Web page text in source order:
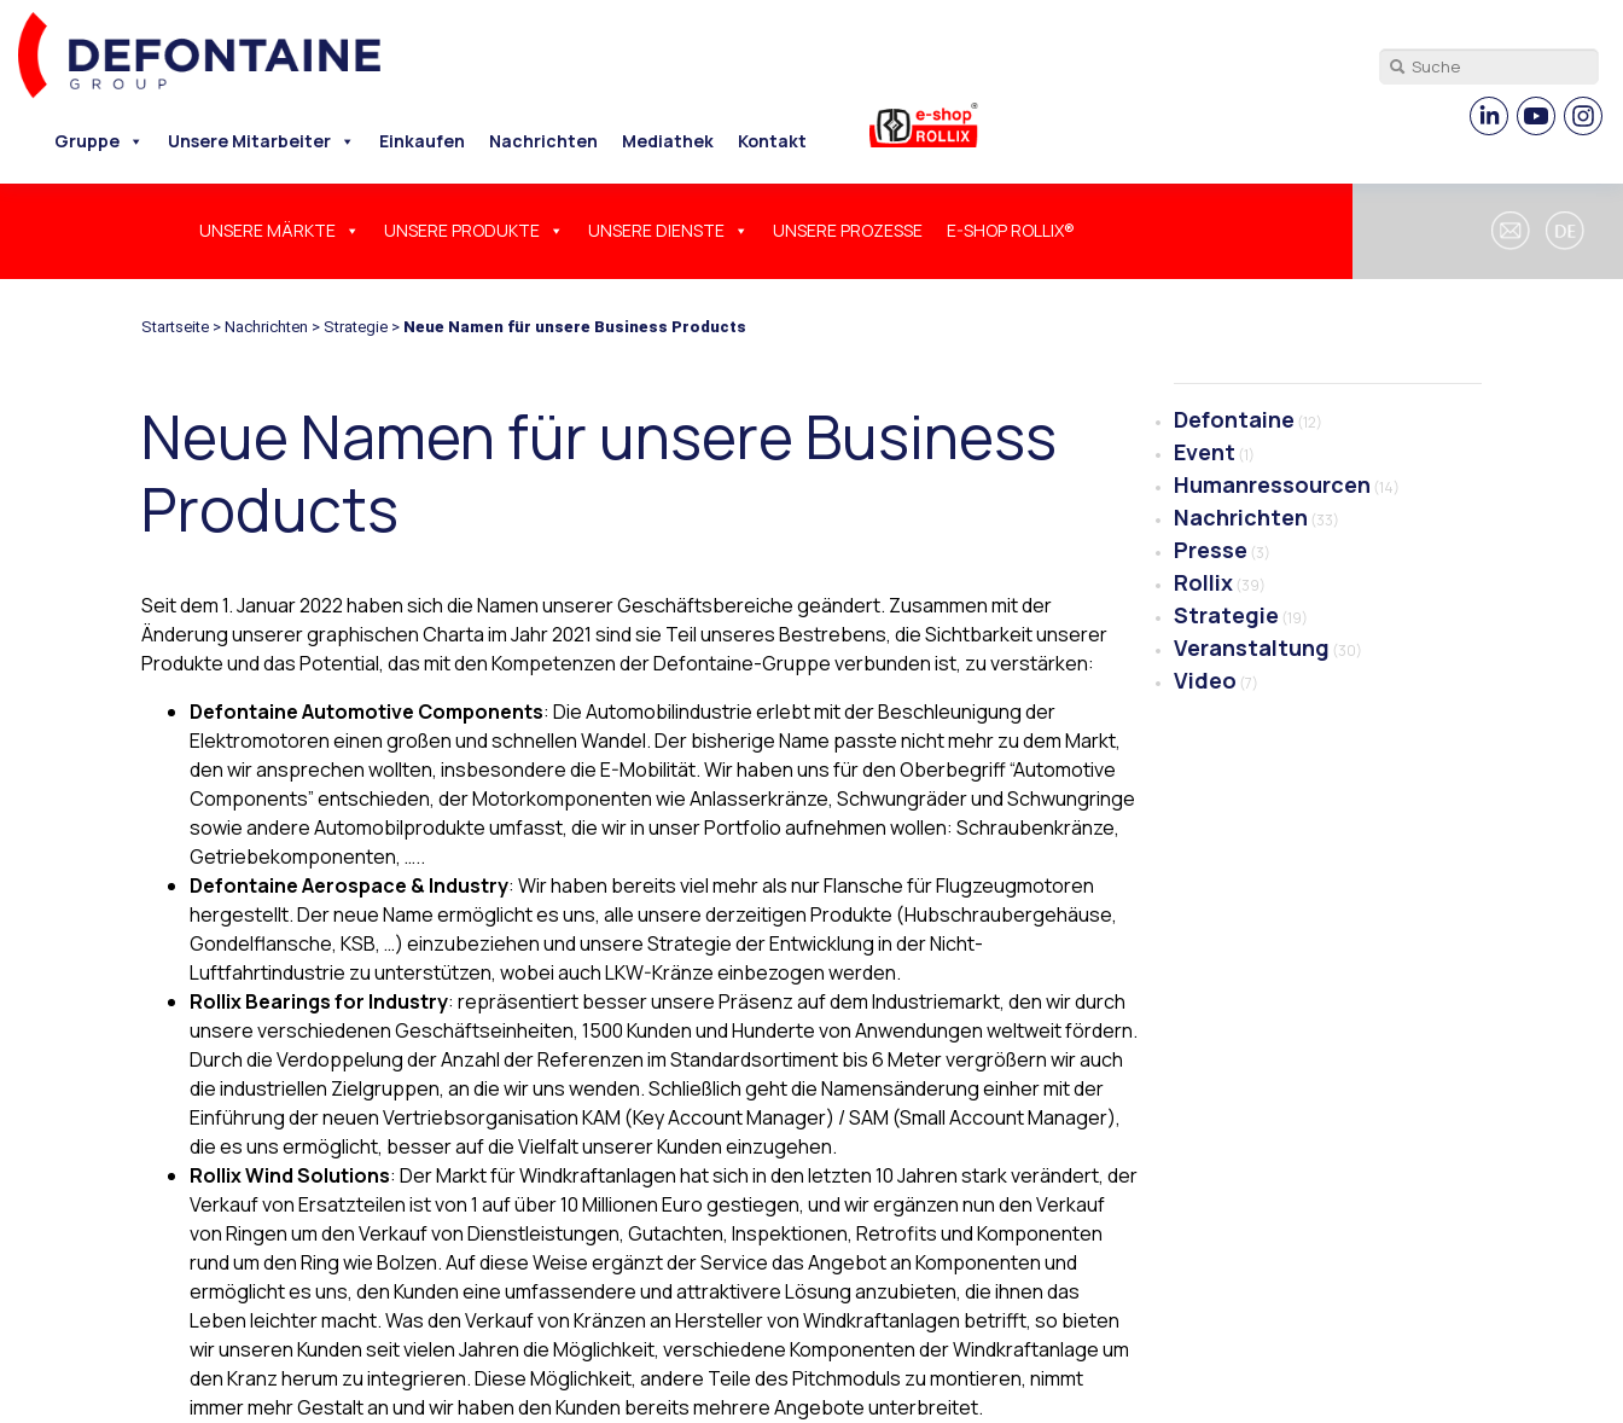
UNSERE MÄRKTE UNSERE PRODUKTE UNSERE DIENSTE UNSERE PROZESSE E-SHOP ROLLIX®
Gruppe Unsere Mitarbeiter Einkaufen Nachrichten Mediathek Kontakt
Startseite > Nachrichten > Strategie > Neue Namen für unsere Business Products
Neue Namen für unsere Business
Products
Seit dem 1. Januar 2022 haben sich die Namen unserer Geschäftsbereiche geändert. Zusammen mit der
Änderung unserer graphischen Charta im Jahr 2021 sind sie Teil unseres Bestrebens, die Sichtbarkeit unserer
Produkte und das Potential, das mit den Kompetenzen der Defontaine-Gruppe verbunden ist, zu verstärken:
Defontaine Automotive Components: Die Automobilindustrie erlebt mit der Beschleunigung der
Elektromotoren einen großen und schnellen Wandel. Der bisherige Name passte nicht mehr zu dem Markt,
den wir ansprechen wollten, insbesondere die E-Mobilität. Wir haben uns für den Oberbegriff “Automotive
Components” entschieden, der Motorkomponenten wie Anlasserkränze, Schwungräder und Schwungringe
sowie andere Automobilprodukte umfasst, die wir in unser Portfolio aufnehmen wollen: Schraubenkränze,
Getriebekomponenten, …..
Defontaine Aerospace & Industry: Wir haben bereits viel mehr als nur Flansche für Flugzeugmotoren
hergestellt. Der neue Name ermöglicht es uns, alle unsere derzeitigen Produkte (Hubschraubergehäuse,
Gondelflansche, KSB, …) einzubeziehen und unsere Strategie der Entwicklung in der Nicht-
Luftfahrtindustrie zu unterstützen, wobei auch LKW-Kränze einbezogen werden.
Rollix Bearings for Industry: repräsentiert besser unsere Präsenz auf dem Industriemarkt, den wir durch
unsere verschiedenen Geschäftseinheiten, 1500 Kunden und Hunderte von Anwendungen weltweit fördern.
Durch die Verdoppelung der Anzahl der Referenzen im Standardsortiment bis 6 Meter vergrößern wir auch
die industriellen Zielgruppen, an die wir uns wenden. Schließlich geht die Namensänderung einher mit der
Einführung der neuen Vertriebsorganisation KAM (Key Account Manager) / SAM (Small Account Manager),
die es uns ermöglicht, besser auf die Vielfalt unserer Kunden einzugehen.
Rollix Wind Solutions: Der Markt für Windkraftanlagen hat sich in den letzten 10 Jahren stark verändert, der
Verkauf von Ersatzteilen ist von 1 auf über 10 Millionen Euro gestiegen, und wir ergänzen nun den Verkauf
von Ringen um den Verkauf von Dienstleistungen, Gutachten, Inspektionen, Retrofits und Komponenten
rund um den Ring wie Bolzen. Auf diese Weise ergänzt der Service das Angebot an Komponenten und
ermöglicht es uns, den Kunden eine umfassendere und attraktivere Lösung anzubieten, die ihnen das
Leben leichter macht. Was den Verkauf von Kränzen an Hersteller von Windkraftanlagen betrifft, so bieten
wir unseren Kunden seit vielen Jahren die Möglichkeit, verschiedene Komponenten der Windkraftanlage um
den Kranz herum zu integrieren. Diese Möglichkeit, andere Teile des Pitchmoduls zu montieren, nimmt
immer mehr Gestalt an und wir haben den Kunden bereits mehrere Angebote unterbreitet.
Defontaine (12)
Event (1)
Humanressourcen (14)
Nachrichten (33)
Presse (3)
Rollix (39)
Strategie (19)
Veranstaltung (30)
Video (7)